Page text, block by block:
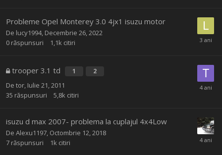
Probleme Opel Monterey 3.0 4jx1 isuzu motor
De lucy1994, Decembrie 26, 2022
0 răspunsuri 1,1k citiri
trooper 3.1 td 1 2
De tor Iulie 21, 2011
35 răspunsuri 5,8k citiri
isuzu d max 2007- problema la cuplajul 4x4Low
De Alexu1197 Octombrie 12, 2018
7 răspunsuri 1k citiri